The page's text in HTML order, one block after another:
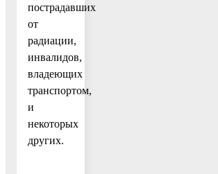
пострадавших
от
радиации,
инвалидов,
владеющих
транспортом,
и
некоторых
других.